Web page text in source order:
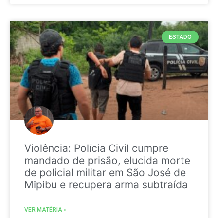
ESTADO
Violência: Polícia Civil cumpre
mandado de prisão, elucida morte
de policial militar em São José de
Mipibu e recupera arma subtraída
VER MATÉRIA »